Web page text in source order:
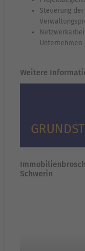
Steuerung
Unternehmen
Weitere
Schwerin